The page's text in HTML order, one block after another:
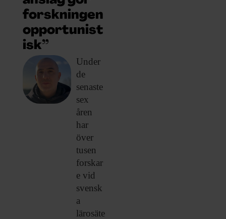
forskningen
opportunist
isk”
Under
de
senaste
sex
åren
har
över
tusen
forskar
e vid
svensk
a
lärosäte